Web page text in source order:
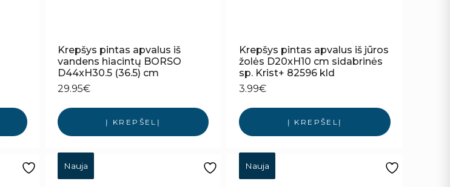
Krepšys pintas apvalus iš
vandens hiacintų BORSO
D44xH30.5 (36.5) cm
29.95€
Į KREPŠELĮ
Krepšys pintas apvalus iš jūros
žolės D20xH10 cm sidabrinės
sp. Krist+ 82596 kld
3.99€
Į KREPŠELĮ
Nauja Nauja